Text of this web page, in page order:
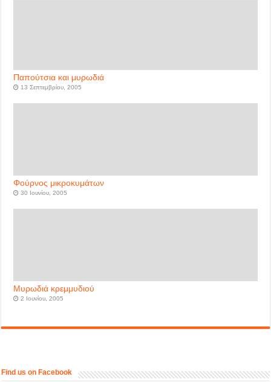
Παπούτσια και μυρωδιά
13 Σεπτεμβρίου, 2005
Φούρνος μικροκυμάτων
30 Ιουνίου, 2005
Μυρωδιά κρεμμυδιού
2 Ιουνίου, 2005
Find us on Facebook